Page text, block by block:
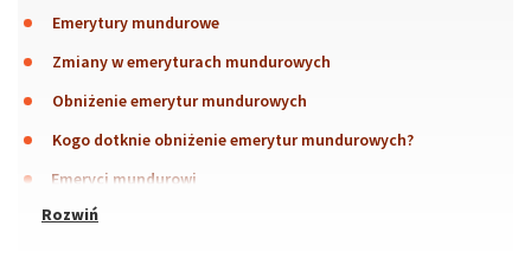
Emerytury mundurowe
Zmiany w emeryturach mundurowych
Obniżenie emerytur mundurowych
Kogo dotknie obniżenie emerytur mundurowych?
Emeryci mundurowi